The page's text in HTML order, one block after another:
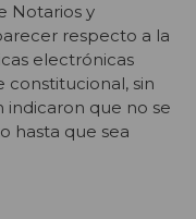
Notarios y
respecto a la
electrónicas
sin
indicaron que no se
hasta que sea